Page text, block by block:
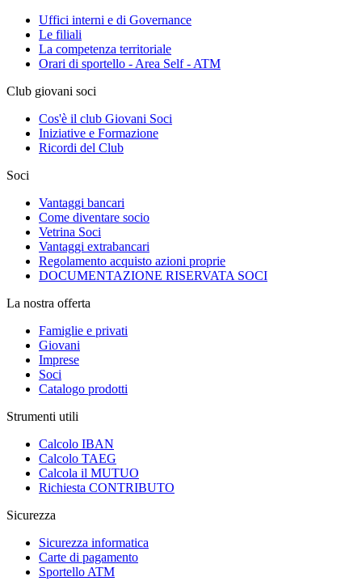
Uffici interni e di Governance
Le filiali
La competenza territoriale
Orari di sportello - Area Self - ATM
Club giovani soci
Cos'è il club Giovani Soci
Iniziative e Formazione
Ricordi del Club
Soci
Vantaggi bancari
Come diventare socio
Vetrina Soci
Vantaggi extrabancari
Regolamento acquisto azioni proprie
DOCUMENTAZIONE RISERVATA SOCI
La nostra offerta
Famiglie e privati
Giovani
Imprese
Soci
Catalogo prodotti
Strumenti utili
Calcolo IBAN
Calcolo TAEG
Calcola il MUTUO
Richiesta CONTRIBUTO
Sicurezza
Sicurezza informatica
Carte di pagamento
Sportello ATM